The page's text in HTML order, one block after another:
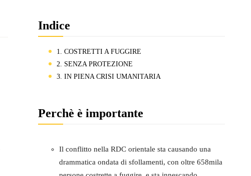
Indice
1. COSTRETTI A FUGGIRE
2. SENZA PROTEZIONE
3. IN PIENA CRISI UMANITARIA
Perchè è importante
Il conflitto nella RDC orientale sta causando una
drammatica ondata di sfollamenti, con oltre 658mila